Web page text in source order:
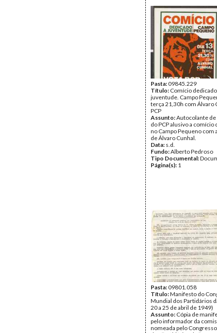
Pasta:09845.229
Título: Comício
juventude. Campo
terça 21,30h com Álvaro
PCP
Assunto:Autocolante de
do PCP alusivo a comício
no Campo Pequeno com
de Álvaro Cunhal.
Data: s.d.
Fundo:Alberto Pedroso
Tipo Documental:
Página(s): 1
Pasta:09801.058
Título:Manifesto do
Mundial dos Partidários
20 a 25 de abril de 1949)
Assunto: Cópia de
pelo informador da
nomeada pelo